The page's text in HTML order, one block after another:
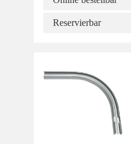
Reservierbar